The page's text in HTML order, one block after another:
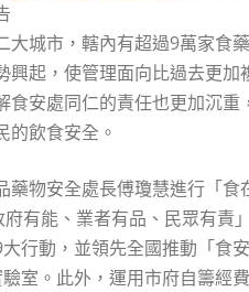
大城市，轄內有超過9萬家食
興起，使管理面向比過去更
食安處同仁的責任也更加沉
的飲食安全。
藥物安全處長傅瓊慧進行「
有能、業者有品、民眾有
行動，並領先全國推動「食
室。此外，運用市府自籌